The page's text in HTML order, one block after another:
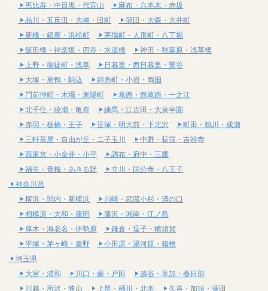
恵比寿・中目黒・代官山
麻布・六本木・赤坂
品川・五反田・大崎・田町
蒲田・大森・大井町
新橋・銀座・浜松町
茅場町・人形町・八丁堀
飯田橋・神楽坂・四谷・水道橋
神田・秋葉原・浅草橋
上野・御徒町・浅草
日暮里・西日暮里・鶯谷
大塚・巣鴨・駒込
錦糸町・小岩・両国
門前仲町・木場・東陽町
葛西・西葛西・一之江
北千住・綾瀬・亀有
練馬・江古田・大泉学園
赤羽・板橋・王子
笹塚・明大前・下北沢
町田・鶴川・成瀬
三軒茶屋・自由が丘・二子玉川
中野・荻窪・吉祥寺
西東京・小金井・小平
調布・府中・三鷹
福生・青梅・あきる野
立川・国分寺・八王子
神奈川県
横浜・関内・新横浜
川崎・武蔵小杉・溝の口
相模原・大和・座間
藤沢・湘南・江ノ島
厚木・海老名・伊勢原
鎌倉・逗子・横須賀
平塚・茅ヶ崎・秦野
小田原・湯河原・箱根
埼玉県
大宮・浦和
川口・蕨・戸田
越谷・草加・春日部
川越・所沢・狭山
上尾・桶川・北本 久喜・加須・蓮田